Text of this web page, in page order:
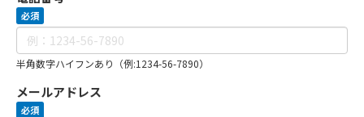
必須
半角数字ハイフンあり（例:1234-56-7890）
メールアドレス
必須